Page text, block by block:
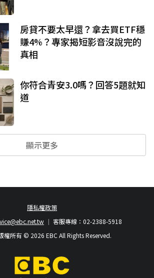
房貸不要太早還？拿去買ETF穩
賺4%？專家揭短影音沒說完的
真相
你符合青安3.0嗎？回答5題就知
道
顯示更多
隱私權政策
客服專線：02-2388-5918
權所有 © 2026 EBC All Rights Reserved.